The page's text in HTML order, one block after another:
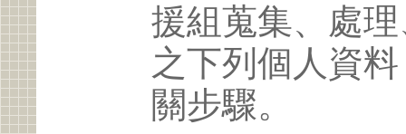
援組蒐集、處
之下列個人資
關步驟。